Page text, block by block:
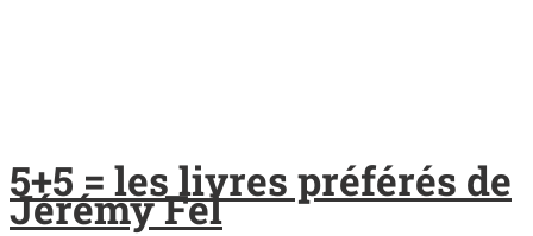
5+5 = les livres préférés de
Jérémy Fel